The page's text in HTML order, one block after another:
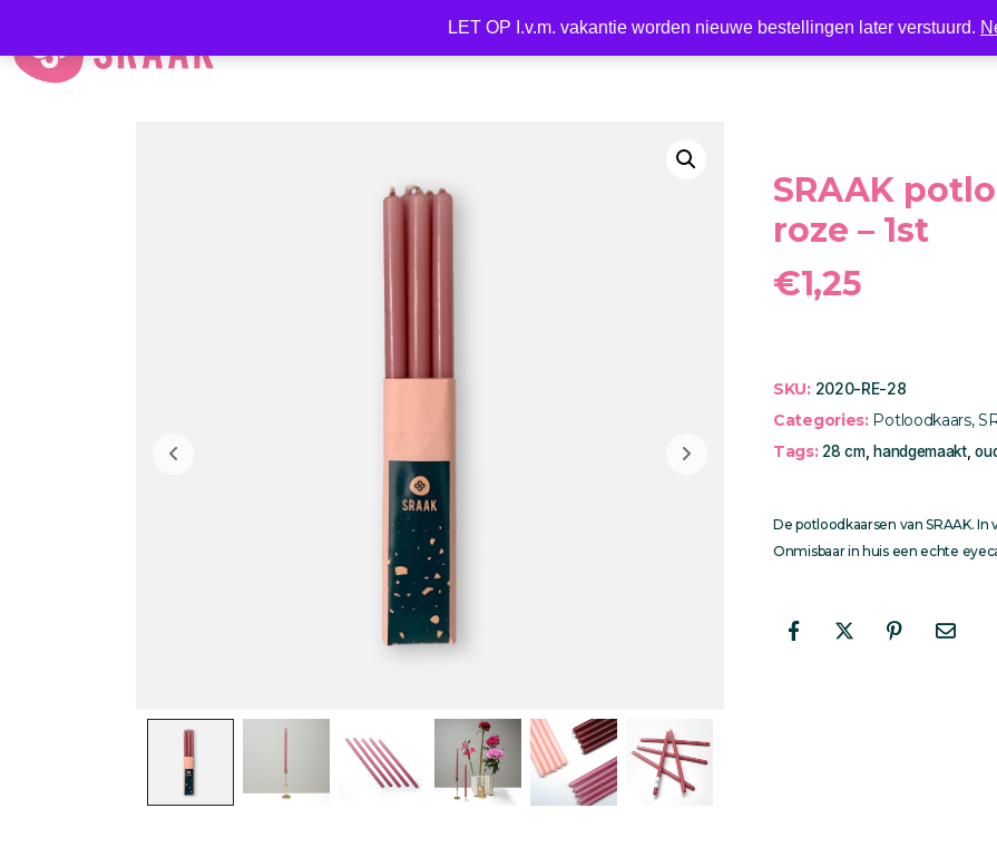
LET OP I.v.m. vakantie worden nieuwe bestellingen later verstuurd.
Nieuw LED Kaarsen Kaarshouder Wonen
SRAAK
roze – 1st
€1,25
SKU: 2020-RE-28
Categories: Potloodkaars,
Tags: 28 cm, handgemaakt,
De potloodkaarsen van SRAAK.
Onmisbaar in huis een echte